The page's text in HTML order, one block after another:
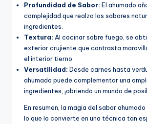
Profundidad de Sabor: El ahumado
complejidad que realza los sabores
ingredientes.
Textura: Al cocinar sobre fuego, se
exterior crujiente que contrasta
el interior tierno.
Versatilidad: Desde carnes hasta
ahumado puede complementar una
ingredientes, ¡abriendo un mundo de
En resumen, la magia del sabor
lo que lo convierte en una técnica tan